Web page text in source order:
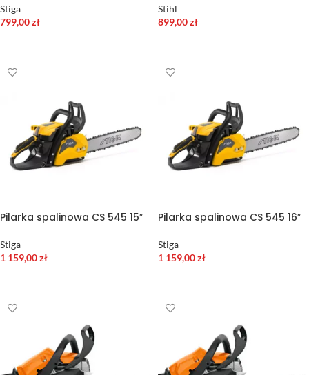
Stiga
799,00zł
Stihl
899,00zł
Pilarka spalinowa CS 545 15″
Stiga
1 159,00zł
Pilarka spalinowa CS 545 16″
Stiga
1 159,00zł